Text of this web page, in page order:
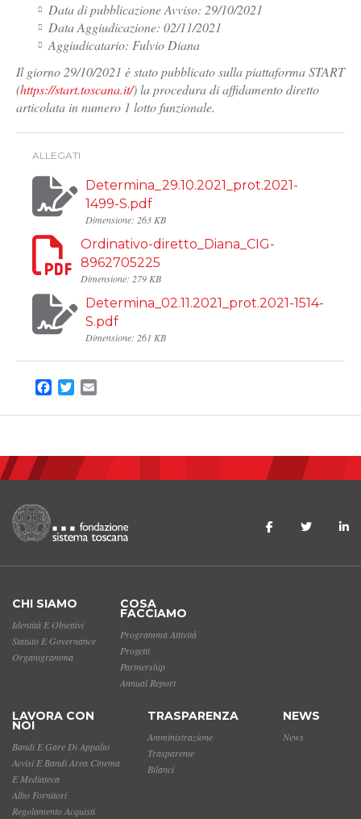
Data di pubblicazione Avviso: 29/10/2021
Data Aggiudicazione: 02/11/2021
Aggiudicatario: Fulvio Diana
Il giorno 29/10/2021 è stato pubblicato sulla piattaforma START
(https://start.toscana.it/) la procedura di affidamento diretto
articolata in numero 1 lotto funzionale.
ALLEGATI
Determina_29.10.2021_prot.2021-
1499-S.pdf
Dimensione: 263 KB
Ordinativo-diretto_Diana_CIG-
8962705225
Dimensione: 279 KB
Determina_02.11.2021_prot.2021-1514-
S.pdf
Dimensione: 261 KB
Facebook
Twitter
CHI SIAMO
Identità E Obiettivi
Statuto E Governance
Organigramma
COSA
FACCIAMO
Programma Attività
Progetti
Partnership
Annual Report
LAVORA CON
NOI
Bandi E Gare Di Appalto
Avvisi E Bandi Area Cinema
E Mediateca
Albo Fornitori
Regolamento Acquisti
TRASPARENZA
Amministrazione
Trasparente
Bilanci
NEWS
News